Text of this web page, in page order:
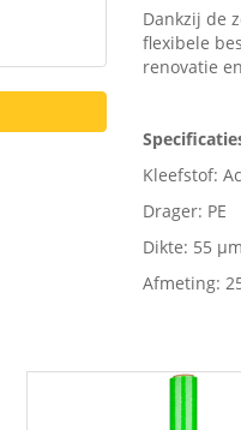
Dankzij de
flexibele
renovatie
Kleefstof:
Drager: PE
Dikte: 55 µm
Afmeting: